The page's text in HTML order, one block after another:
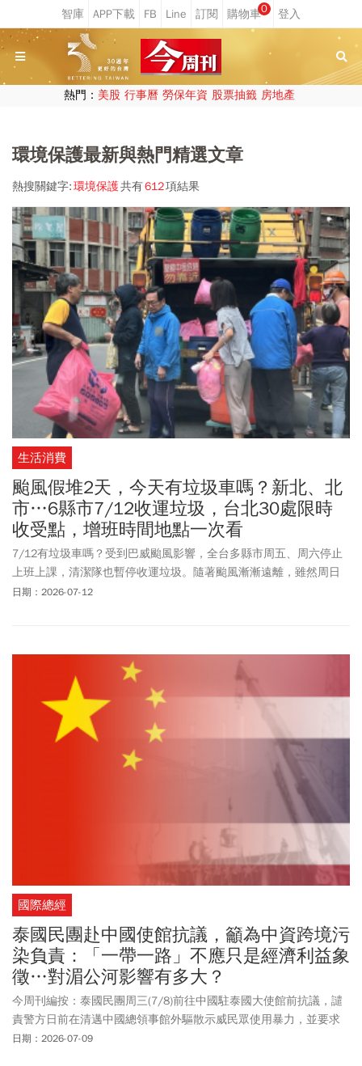
0
熱門： 美股 行事曆 勞保年資 股票抽籤 房地產
環境保護最新與熱門精選文章
熱搜關鍵字:環境保護共有612項結果
生活消費
颱風假堆2天，今天有垃圾車嗎？新北、北
市…6縣市7/12收運垃圾，台北30處限時
收受點，增班時間地點一次看
7/12有垃圾車嗎？受到巴威颱風影響，全台多縣市周五、周六停止
上班上課，清潔隊也暫停收運垃圾。隨著颱風漸漸遠離，雖然周日
(7/12)原為清潔隊休息日，但全台6縣市包含台北市、新北市、基隆
交由清潔隊收運。也可依循里長廣播及指示獲取垃圾清運資訊。
日期：2026-07-12
國際總經
泰國民團赴中國使館抗議，籲為中資跨境污
染負責：「一帶一路」不應只是經濟利益象
徵…對湄公河影響有多大？
今周刊編按：泰國民團周三(7/8)前往中國駐泰國大使館前抗議，譴
責警方日前在清邁中國總領事館外驅散示威民眾使用暴力，並要求
中國政府針對中資投資緬甸礦場造成的跨境污染，以及「一帶一
日期：2026-07-09